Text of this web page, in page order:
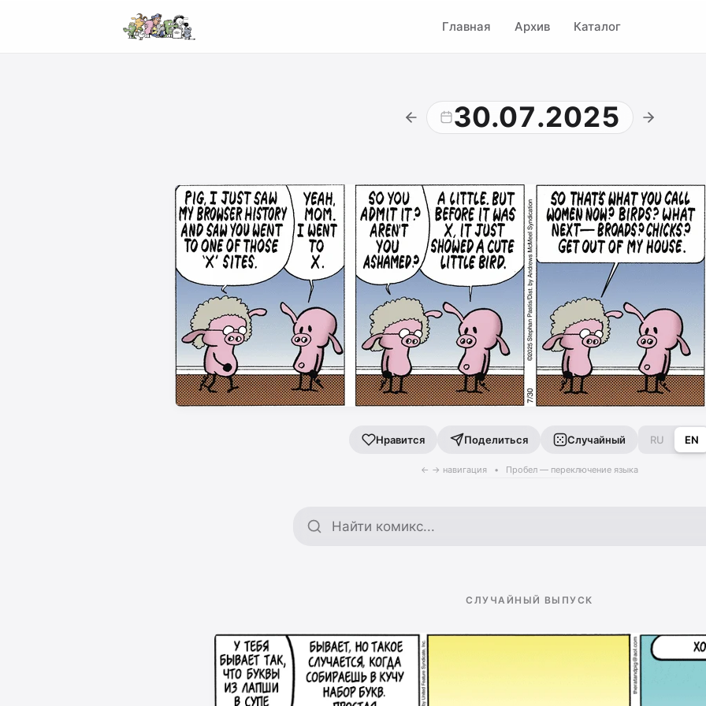
Главная Архив Каталог
30.07.2025
Нравится Поделиться Случайный
← → навигация • Пробел — переключение языка
RU EN
Поиск по архиву
СЛУЧАЙНЫЙ ВЫПУСК